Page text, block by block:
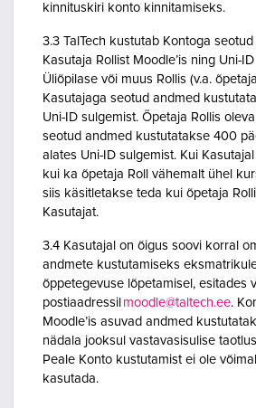
kinnituskiri konto kinnitamiseks.
3.3 TalTech kustutab Kontoga
Kasutaja Rollist Moodle’is ning Uni-
Üliõpilase või muus Rollis (v.a.
Kasutajaga seotud andmed
Uni-ID sulgemist. Õpetaja Rollis
seotud andmed kustutatakse 400
alates Uni-ID sulgemist. Kui
kui ka õpetaja Roll vähemalt ühel
siis käsitletakse teda kui õpetaja
Kasutajat.
3.4 Kasutajal on õigus soovi korral
andmete kustutamiseks
õppetegevuse lõpetamisel, esitades
postiaadressil moodle@taltech.ee.
Moodle’is asuvad andmed
nädala jooksul vastavasisulise
Peale Konto kustutamist ei ole
kasutada.